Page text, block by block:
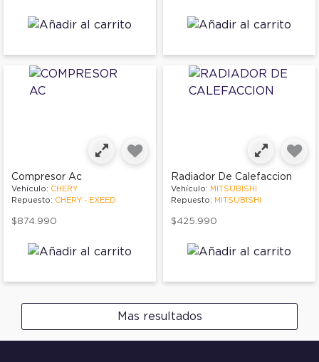
Compresor Ac
Vehículo: CHERY
Repuesto: CHERY - EXEED
$874.990
Radiador De Calefaccion
Vehículo: MITSUBISHI
Repuesto: MITSUBISHI
$425.990
Mas resultados